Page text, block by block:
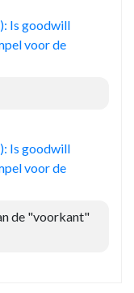
Is goodwill
voor de
Is goodwill
voor de
de "voorkant"